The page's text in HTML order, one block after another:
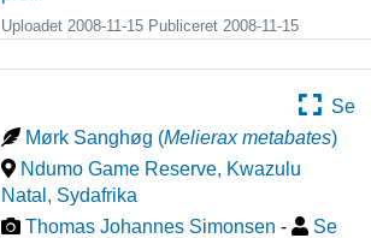
Uploadet 2008-11-15 Publiceret 2008-11-15
Se
Mørk Sanghøg (Melierax metabates)
Ndumo Game Reserve, Kwazulu
Natal , Sydafrika
Thomas Johannes Simonsen -
Se